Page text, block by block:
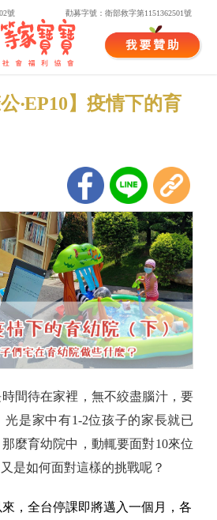
號 勸募字號：衛部救字第1151362501號
‧EP10】疫情下的育
間待在家裡，無不絞盡腦汁，要
是家中有1-2位孩子的家長就已
麼育幼院中，動輒要面對10來位
是如何面對這樣的挑戰呢？
，全台停課即將邁入一個月，各